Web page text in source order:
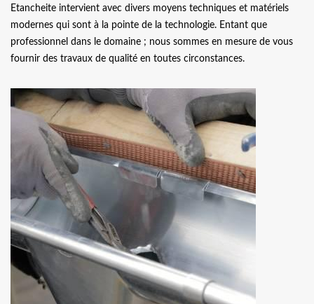
Etancheite intervient avec divers moyens techniques et matériels
modernes qui sont à la pointe de la technologie. Entant que
professionnel dans le domaine ; nous sommes en mesure de vous
fournir des travaux de qualité en toutes circonstances.